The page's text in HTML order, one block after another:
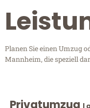
Planen Sie einen Umzug
Mannheim, die speziell
Privatumzug